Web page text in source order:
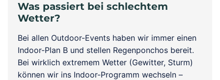
Was passiert bei schlechtem
Wetter?
Bei allen Outdoor-Events haben wir immer einen
Indoor-Plan B und stellen Regenponchos bereit.
Bei wirklich extremem Wetter (Gewitter, Sturm)
können wir ins Indoor-Programm wechseln –